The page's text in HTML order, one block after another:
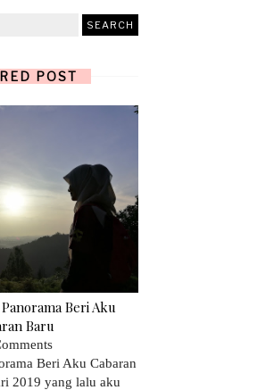
POST
Beri Aku
Baru
Beri Aku Cabaran
2019 yang lalu aku